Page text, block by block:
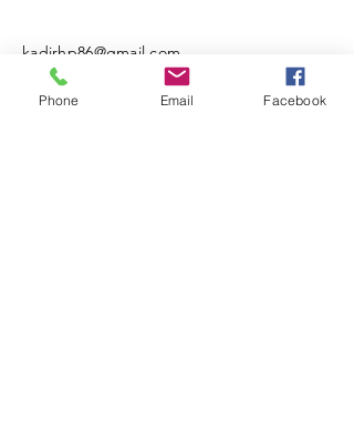
kadirhp86@gmail.com
Phone Email Facebook